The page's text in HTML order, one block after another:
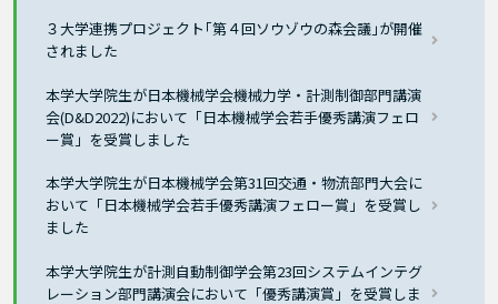
３大学連携プロジェクト｢第４回ソウゾウの森会議｣が開催
されました
本学大学院生が日本機械学会機械力学・計測制御部門講演
会(D&D2022)において「日本機械学会若手優秀講演フェロ
ー賞」を受賞しました
本学大学院生が日本機械学会第31回交通・物流部門大会に
おいて「日本機械学会若手優秀講演フェロー賞」を受賞し
ました
本学大学院生が計測自動制御学会第23回システムインテグ
レーション部門講演会において「優秀講演賞」を受賞しま